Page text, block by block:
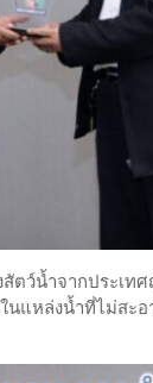
ตว์น้ำจากประเท
แหล่งน้ำที่ไม่สะ